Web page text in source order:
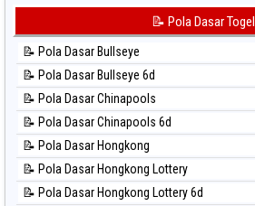
⚽ Bola Hitam Taiwan
📊 Statistik Kuda Lari
📊 Statistik Magnum Cambodia
📊 Statistik Nagoya
📊 Statistik New York Midday
📊 Statistik North Carolina Day
📊 Statistik Pcso
📊 Statistik Pennsylvania Day
📊 Statistik Sao Paulo
📝 Pola Dasar Togel
📝 Pola Dasar Bullseye
📝 Pola Dasar Bullseye 6d
📝 Pola Dasar Chinapools
📝 Pola Dasar Chinapools 6d
📝 Pola Dasar Hongkong
📝 Pola Dasar Hongkong Lottery
📝 Pola Dasar Hongkong Lottery 6d